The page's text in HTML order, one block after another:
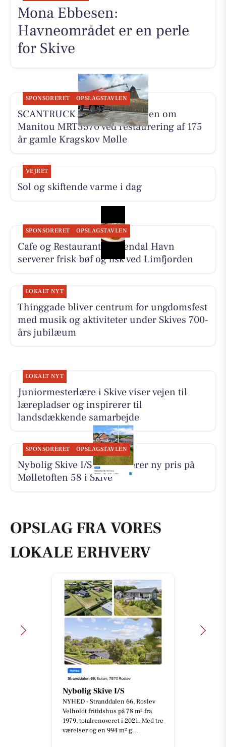
Mona Ebbesen:
Havneområdet er en perle
for Skive
SPONSORERET OPSLAGSTAVLEN
SCANTRUCK A/S deler historien om
Manitou MRT3570 ved restaurering af 175
år gamle Kragskov Mølle
VEJRET
Sol og skiftende varme i dag
SPONSORERET OPSLAGSTAVLEN
Cafe og Restaurant Gyldendal Havn
serverer frisk bøf og fisk ved Limfjorden
LOKALT NYT
Thinggade bliver centrum for ungdomsfest
med musik og aktiviteter under Skives 700-
års jubilæum
LOKALT NYT
Juniormesterlære i Skive viser vejen til
lærepladser og inspirerer til
landsdækkende samarbejde
SPONSORERET OPSLAGSTAVLEN
Nybolig Skive I/S præsenterer ny pris på
Mølletoften 58 i Skive
OPSLAG FRA VORES
LOKALE ERHVERV
Nybolig Skive I/S
NYHED - Stranddalen 66, Roslev
Velholdt fritidshus på 78 m² fra
1979, totalrenoveret i 2021. Med tre
værelser og en 994 m² g...